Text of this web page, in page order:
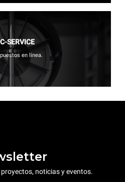
SERVICE
en línea.
noticias y eventos.